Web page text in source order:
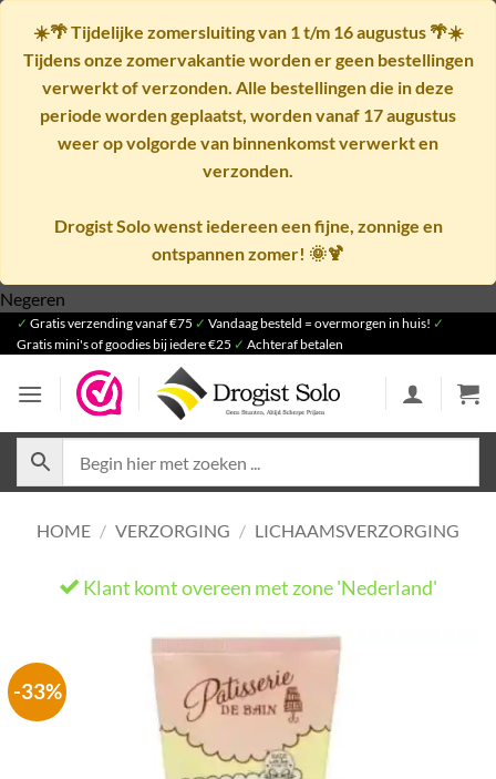
☀️🌴Tijdelijke zomersluiting van 1 t/m 16 augustus🌴☀️
Tijdens onze zomervakantie worden er geen bestellingen
verwerkt of verzonden. Alle bestellingen die in deze
periode worden geplaatst, worden vanaf 17 augustus
weer op volgorde van binnenkomst verwerkt en
verzonden.
Drogist Solo wenst iedereen een fijne, zonnige en
ontspannen zomer! 🌞🍹
Negeren
naar
inhoud
✓ Gratis verzending vanaf €75 ✓ Vandaag besteld = overmorgen in huis! ✓
Gratis mini's of goodies bij iedere €25 ✓ Achteraf betalen
HOME / VERZORGING / LICHAAMSVERZORGING
Klant komt overeen met zone 'Nederland'
-33%